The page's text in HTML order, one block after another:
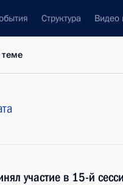
Структура Видео
участие в 15-й